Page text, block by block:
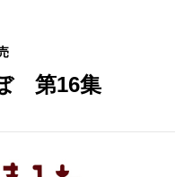
第16集